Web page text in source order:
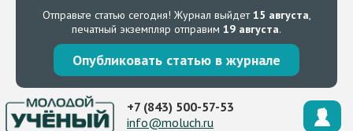
Отправьте статью сегодня! Журнал выйдет15 августа,
печатный экземпляр отправим 19 августа.
Опубликовать статью в журнале
+7 (843) 500-57-53
info@moluch.ru